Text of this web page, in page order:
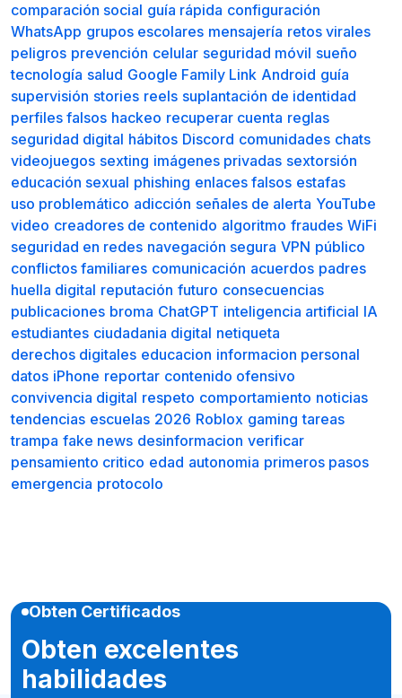
comparación social guía rápida configuración
WhatsApp grupos escolares mensajería retos virales
peligros prevención celular seguridad móvil sueño
tecnología salud Google Family Link Android guía
supervisión stories reels suplantación de identidad
perfiles falsos hackeo recuperar cuenta reglas
seguridad digital hábitos Discord comunidades chats
videojuegos sexting imágenes privadas sextorsión
educación sexual phishing enlaces falsos estafas
uso problemático adicción señales de alerta YouTube
video creadores de contenido algoritmo fraudes WiFi
seguridad en redes navegación segura VPN público
conflictos familiares comunicación acuerdos padres
huella digital reputación futuro consecuencias
publicaciones broma ChatGPT inteligencia artificial IA
estudiantes ciudadania digital netiqueta
derechos digitales educacion informacion personal
datos iPhone reportar contenido ofensivo
convivencia digital respeto comportamiento noticias
tendencias escuelas 2026 Roblox gaming tareas
trampa fake news desinformacion verificar
pensamiento critico edad autonomia primeros pasos
emergencia protocolo
Obten Certificados
Obten excelentes
habilidades